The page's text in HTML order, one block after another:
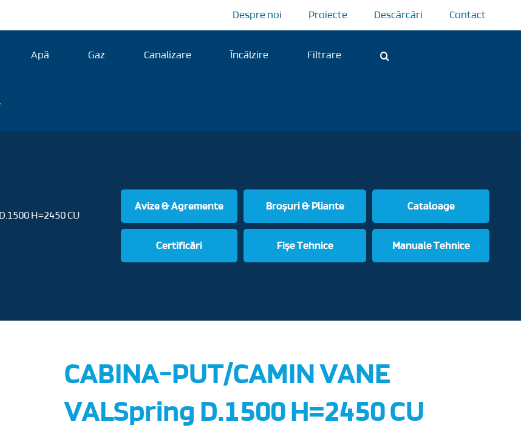
Despre noi Proiecte Descărcări Contact
Apă Gaz Canalizare Încălzire Filtrare
H=2450 CU
Avize & Agremente Broșuri & Pliante Cataloage
Certificări Fișe Tehnice Manuale Tehnice
CABINA-PUT/CAMIN VANE
VALSpring D.1500 H=2450 CU